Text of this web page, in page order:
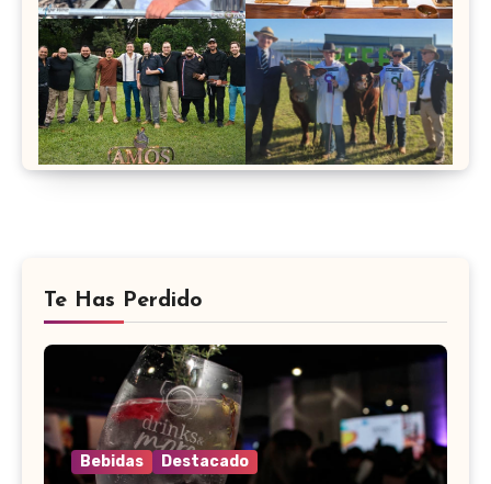
Te Has Perdido
Bebidas Destacado